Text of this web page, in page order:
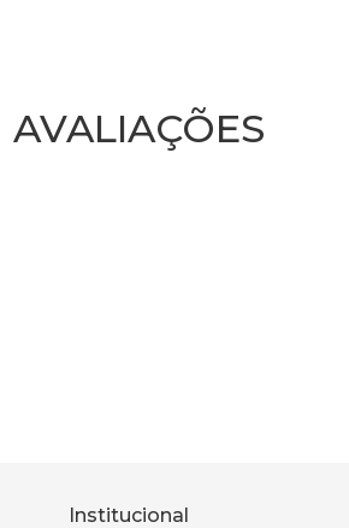
AVALIAÇÕES
Institucional